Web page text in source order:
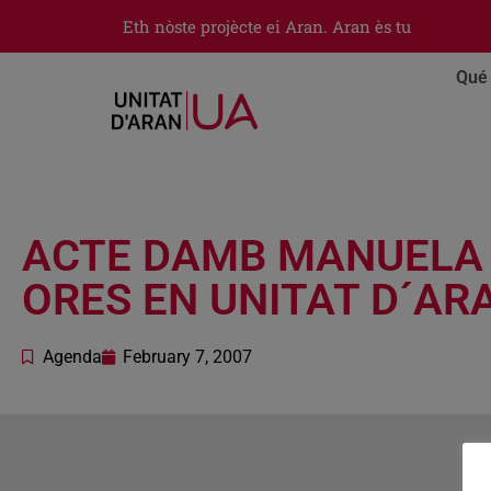
Eth nòste projècte ei Aran. Aran ès tu
ACTE DAMB MANUELA
ORES EN UNITAT
Agenda February 7, 2007